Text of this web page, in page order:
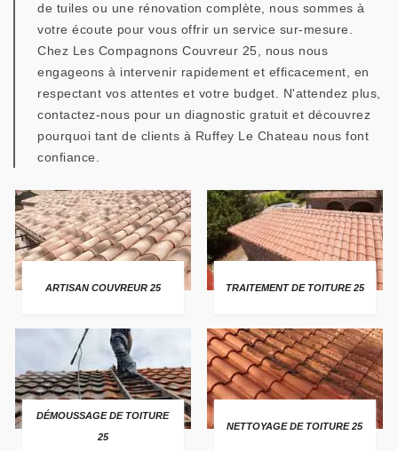
de tuiles ou une rénovation complète, nous sommes à
votre écoute pour vous offrir un service sur-mesure.
Chez Les Compagnons Couvreur 25, nous nous
engageons à intervenir rapidement et efficacement, en
respectant vos attentes et votre budget. N'attendez plus,
contactez-nous pour un diagnostic gratuit et découvrez
pourquoi tant de clients à Ruffey Le Chateau nous font
confiance.
ARTISAN COUVREUR 25 TRAITEMENT DE TOITURE 25
DÉMOUSSAGE DE TOITURE
25
NETTOYAGE DE TOITURE 25